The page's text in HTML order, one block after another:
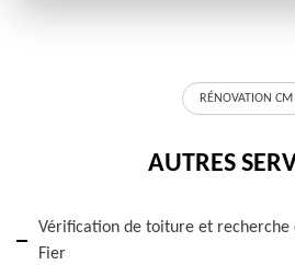
RÉNOVATION CM
AUTRES
Vérification de toiture et recherche
Fier